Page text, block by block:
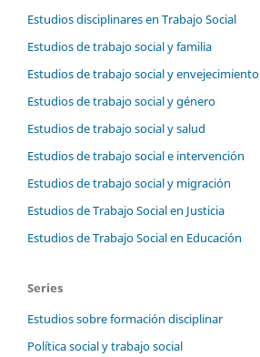
Estudios disciplinares en Trabajo Social
Estudios de trabajo social y familia
Estudios de trabajo social y envejecimiento
Estudios de trabajo social y género
Estudios de trabajo social y salud
Estudios de trabajo social e intervención
Estudios de trabajo social y migración
Estudios de Trabajo Social en Justicia
Estudios de Trabajo Social en Educación
Series
Estudios sobre formación disciplinar
Política social y trabajo social